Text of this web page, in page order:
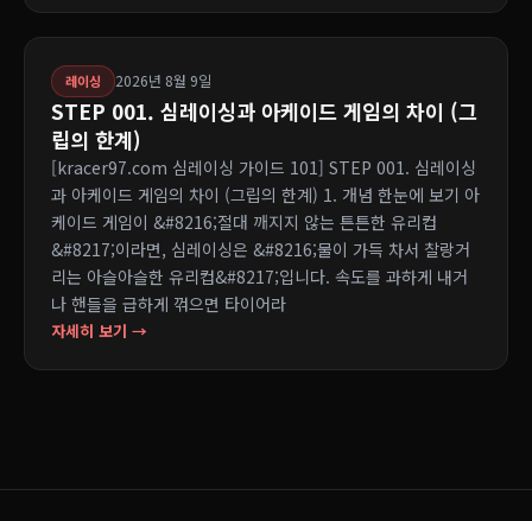
레이싱 2026년 8월 9일
STEP 001. 심레이싱과 아케이드 게임의 차이 (그
립의 한계)
[kracer97.com 심레이싱 가이드 101] STEP 001. 심레이싱
과 아케이드 게임의 차이 (그립의 한계) 1. 개념 한눈에 보기 아
케이드 게임이 &#8216;절대 깨지지 않는 튼튼한 유리컵
&#8217;이라면, 심레이싱은 &#8216;물이 가득 차서 찰랑거
리는 아슬아슬한 유리컵&#8217;입니다. 속도를 과하게 내거
나 핸들을 급하게 꺾으면 타이어라
자세히 보기 →